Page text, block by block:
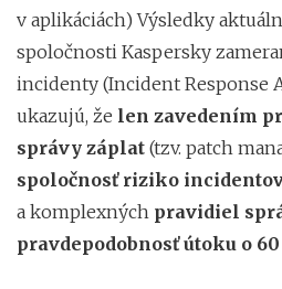
v aplikáciách) Výsledky
spoločnosti Kaspersky
incidenty (Incident Response
ukazujú, že len zavedením
správy záplat (tzv. patch
spoločnosť riziko
a komplexných pravidiel
pravdepodobnosť útoku o